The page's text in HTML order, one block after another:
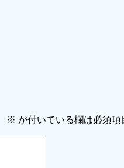
※ が付いている欄は必須項